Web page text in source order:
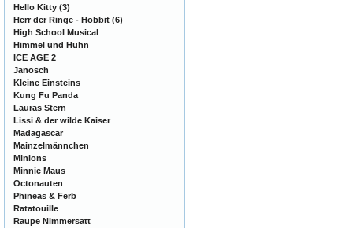
Hello Kitty (3)
Herr der Ringe - Hobbit (6)
High School Musical
Himmel und Huhn
ICE AGE 2
Janosch
Kleine Einsteins
Kung Fu Panda
Lauras Stern
Lissi & der wilde Kaiser
Madagascar
Mainzelmännchen
Minions
Minnie Maus
Octonauten
Phineas & Ferb
Ratatouille
Raupe Nimmersatt